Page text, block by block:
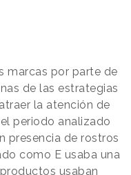
marcas por parte de
de las estrategias
la atención de
periodo analizado
presencia de rostros
como E usaba una
usaban